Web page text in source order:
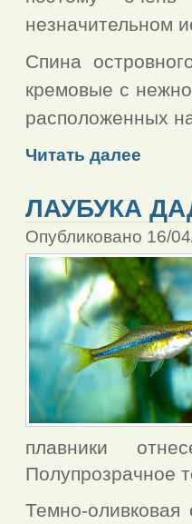
незначительном
Спина
кремовые с
расположенных
Читать далее
ЛАУБУКА
Опубликовано 16/
плавники
Полупрозрачное
Темно-оливковая